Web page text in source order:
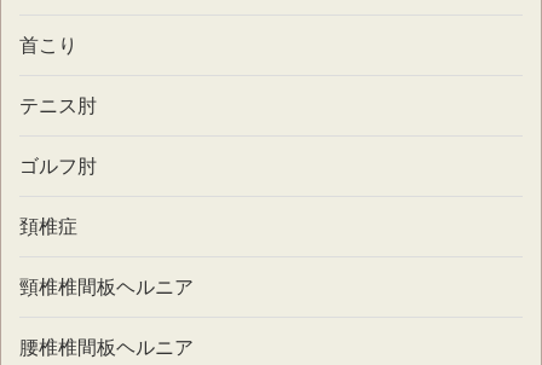
首こり
テニス肘
ゴルフ肘
頚椎症
頸椎椎間板ヘルニア
腰椎椎間板ヘルニア